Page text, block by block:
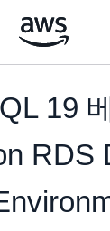
19
RDS